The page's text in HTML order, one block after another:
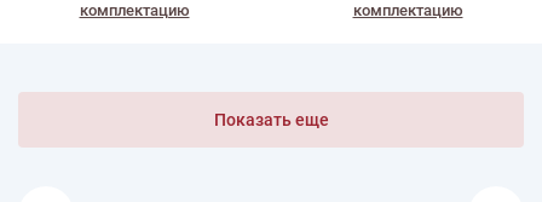
комплектацию
комплектацию
Показать еще